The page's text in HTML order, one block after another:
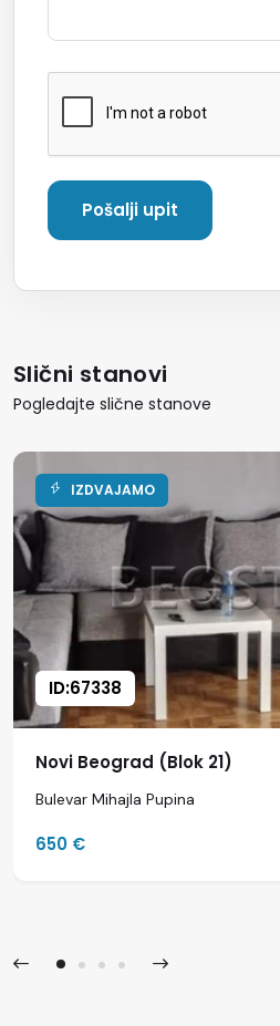
Slični stanovi
Pogledajte slične stanove
ID:67338
IZDVAJAMO
Novi Beograd (Blok 21)
Bulevar Mihajla Pupina
650 €